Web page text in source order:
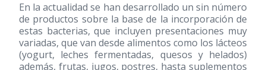
En la actualidad se han desarrollado un sin número
de productos sobre la base de la incorporación de
estas bacterias, que incluyen presentaciones muy
variadas, que van desde alimentos como los lácteos
(yogurt, leches fermentadas, quesos y helados)
además, frutas, jugos, postres, hasta suplementos